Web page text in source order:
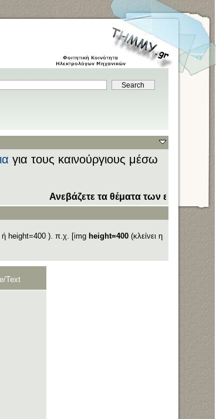
για τους καινούργιους μέσω
Ανεβάζετε τα θέματα των εξετάσεων στον
ή height=400 ). π.χ. [img height=400 (κλείνει η
Text